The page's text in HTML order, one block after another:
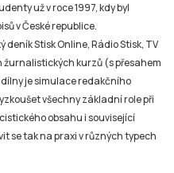
už v roce 1997, kdy byl
v České republice.
Stisk Online, Rádio Stisk, TV
žurnalistických kurzů (s přesahem
je simulace redakčního
všechny základní role při
obsahu i související
se tak na praxi v různých typech